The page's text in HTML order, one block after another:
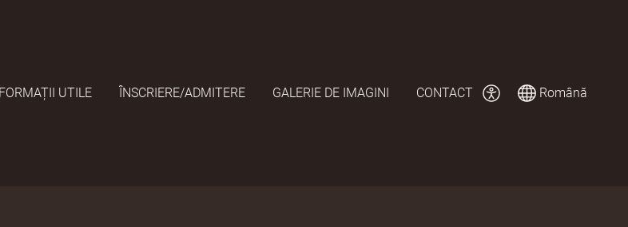
UTILE ÎNSCRIERE/ADMITERE GALERIE DE IMAGINI CONTACT Română